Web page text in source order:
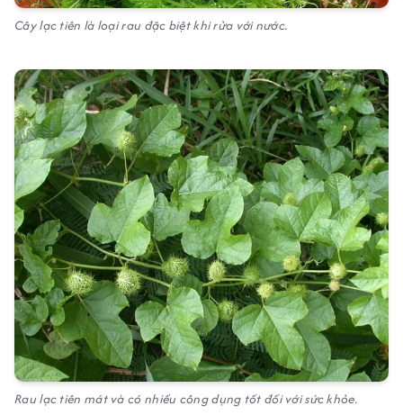
Cây lạc tiên là loại rau đặc biệt khi rửa với nước.
Rau lạc tiên mát và có nhiều công dụng tốt đối với sức khỏe.